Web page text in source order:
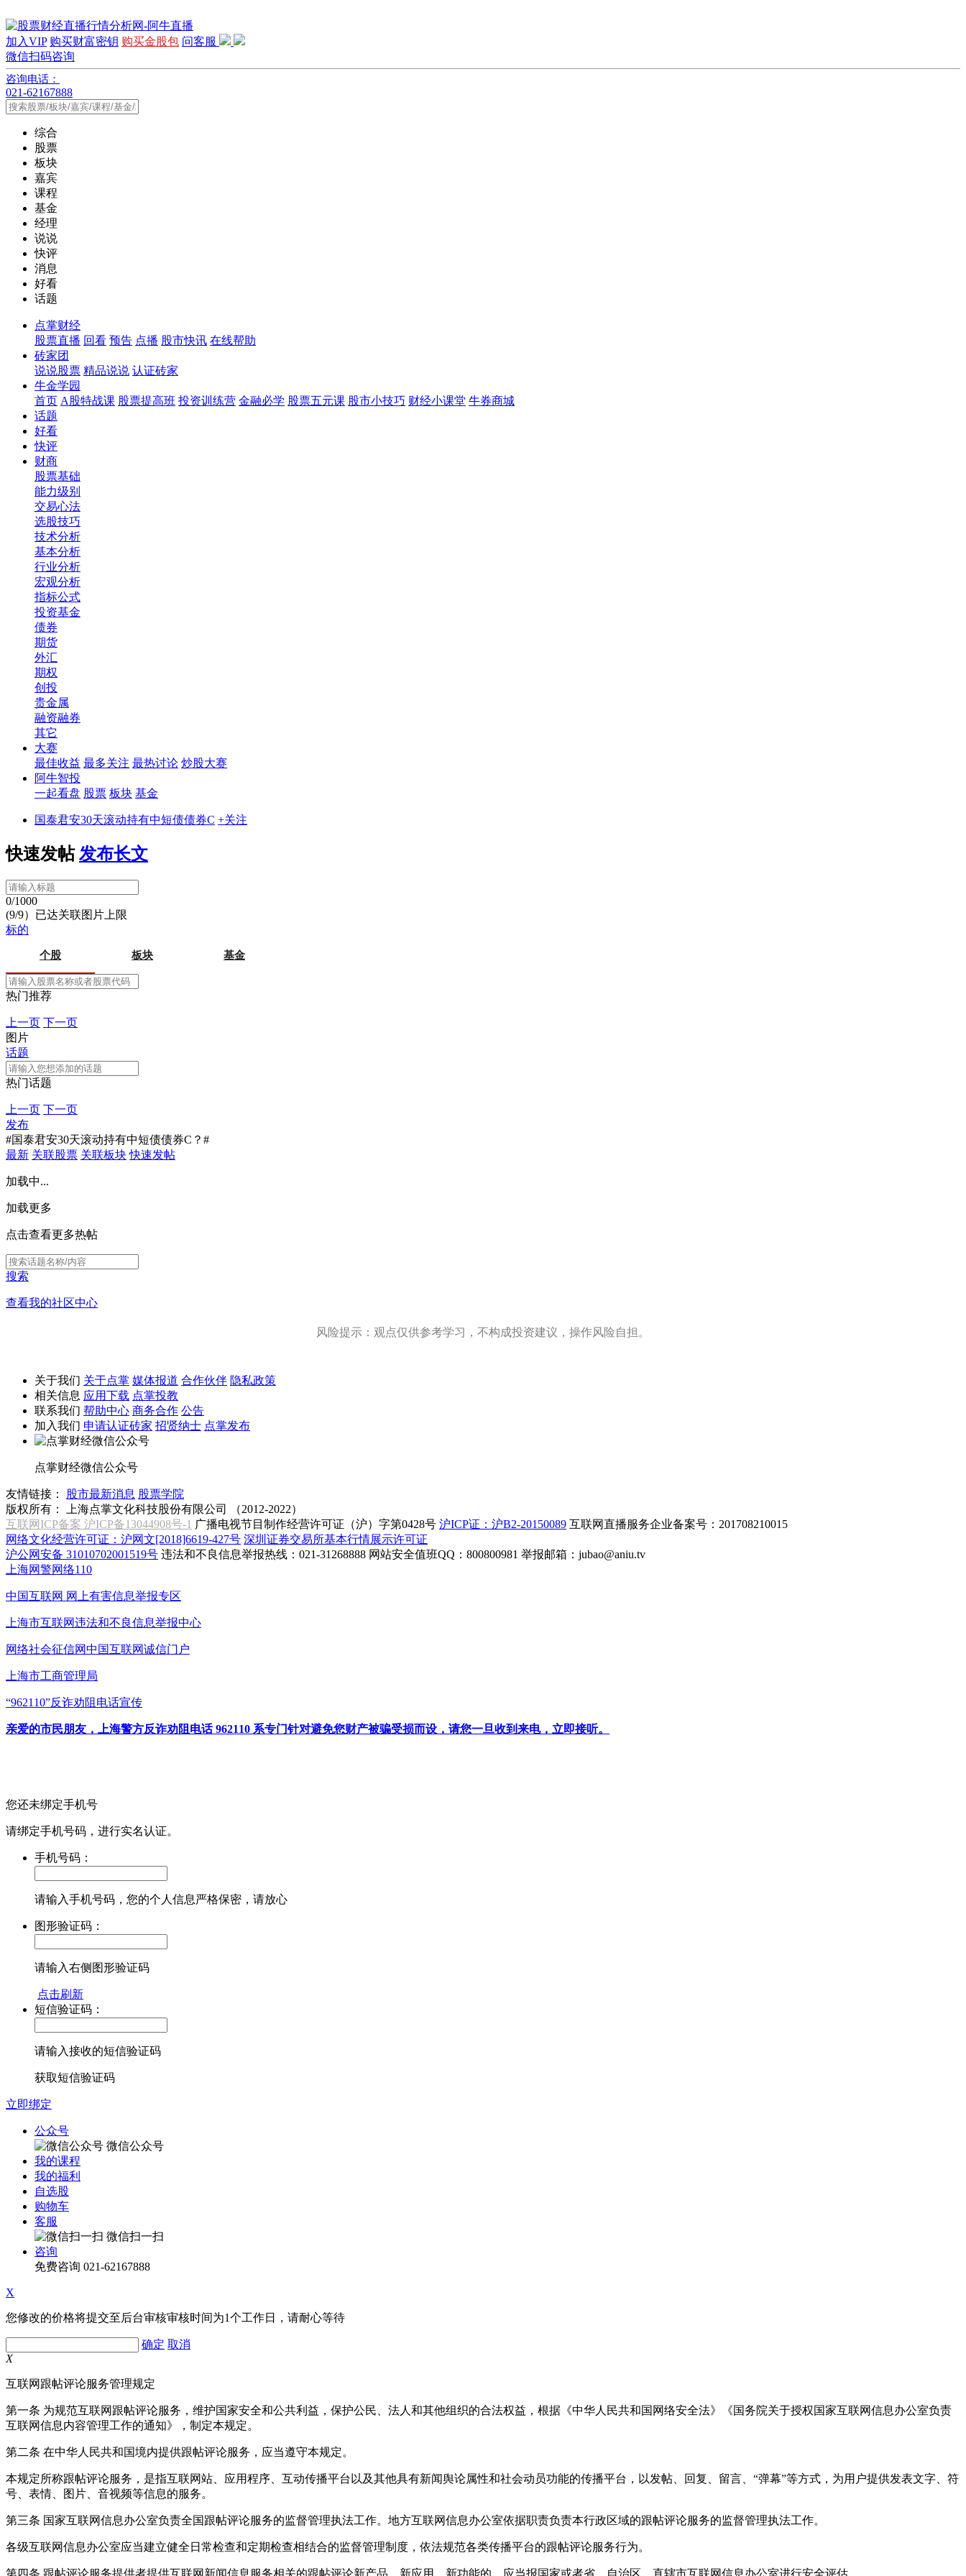
加入VIP 购买财富密钥 购买金股包 问客服
微信扫码咨询
咨询电话：
021-62167888
综合
股票
板块
嘉宾
课程
基金
经理
说说
快评
消息
好看
话题
点掌财经
股票直播 回看 预告 点播 股市快讯 在线帮助
砖家团
说说股票 精品说说 认证砖家
牛金学园
首页 A股特战课 股票提高班 投资训练营 金融必学 股票五元课 股市小技巧 财经小课堂 牛券商城
话题
好看
快评
财商
股票基础
能力级别
交易心法
选股技巧
技术分析
基本分析
行业分析
宏观分析
指标公式
投资基金
债券
期货
外汇
期权
创投
贵金属
融资融券
其它
大赛
最佳收益 最多关注 最热讨论 炒股大赛
阿牛智投
一起看盘 股票 板块 基金
国泰君安30天滚动持有中短债债券C +关注
快速发帖 发布长文
0/1000
(9/9）已达关联图片上限
标的
个股 板块 基金
热门推荐
上一页 下一页
图片
话题
热门话题
上一页 下一页
发布
#国泰君安30天滚动持有中短债债券C？#
最新 关联股票 关联板块 快速发帖
加载中...
加载更多
点击查看更多热帖
搜索
查看我的社区中心
风险提示：观点仅供参考学习，不构成投资建议，操作风险自担。
关于我们 关于点掌 媒体报道 合作伙伴 隐私政策
相关信息 应用下载 点掌投教
联系我们 帮助中心 商务合作 公告
加入我们 申请认证砖家 招贤纳士 点掌发布
点掌财经微信公众号
友情链接： 股市最新消息 股票学院
版权所有：
上海点掌文化科技股份有限公司 （2012-2022）
互联网ICP备案 沪ICP备13044908号-1 广播电视节目制作经营许可证（沪）字第0428号 沪ICP证：沪B2-20150089 互联网直播服务企业备案号：201708210015
网络文化经营许可证：沪网文[2018]6619-427号 深圳证券交易所基本行情展示许可证
沪公网安备 31010702001519号 违法和不良信息举报热线：021-31268888 网站安全值班QQ：800800981 举报邮箱： jubao@aniu.tv
上海网警网络110
中国互联网 网上有害信息举报专区
上海市互联网违法和不良信息举报中心
网络社会征信网中国互联网诚信门户
上海市工商管理局
“962110”反诈劝阻电话宣传
亲爱的市民朋友，上海警方反诈劝阻电话 962110 系专门针对避免您财产被骗受损而设，请您一旦收到来电，立即接听。
您还未绑定手机号
请绑定手机号码，进行实名认证。
手机号码：
请输入手机号码，您的个人信息严格保密，请放心
图形验证码：
请输入右侧图形验证码
点击刷新
短信验证码：
请输入接收的短信验证码
获取短信验证码
立即绑定
公众号
微信公众号
我的课程
我的福利
自选股
购物车
客服
微信扫一扫
咨询
免费咨询 021-62167888
X
您修改的价格将提交至后台审核审核时间为1个工作日，请耐心等待
确定 取消
X
互联网跟帖评论服务管理规定
第一条 为规范互联网跟帖评论服务，维护国家安全和公共利益，保护公民、法人和其他组织的合法权益，根据《中华人民共和国网络安全法》《国务院关于授权国家互联网信息办公室负责
互联网信息内容管理工作的通知》，制定本规定。
第二条 在中华人民共和国境内提供跟帖评论服务，应当遵守本规定。
本规定所称跟帖评论服务，是指互联网站、应用程序、互动传播平台以及其他具有新闻舆论属性和社会动员功能的传播平台，以发帖、回复、留言、“弹幕”等方式，为用户提供发表文字、符
号、表情、图片、音视频等信息的服务。
第三条 国家互联网信息办公室负责全国跟帖评论服务的监督管理执法工作。地方互联网信息办公室依据职责负责本行政区域的跟帖评论服务的监督管理执法工作。
各级互联网信息办公室应当建立健全日常检查和定期检查相结合的监督管理制度，依法规范各类传播平台的跟帖评论服务行为。
第四条 跟帖评论服务提供者提供互联网新闻信息服务相关的跟帖评论新产品、新应用、新功能的，应当报国家或者省、自治区、直辖市互联网信息办公室进行安全评估。